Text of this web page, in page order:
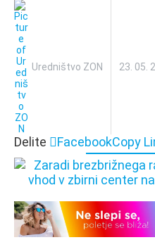
Uredništvo ZON 23. 05.
Delite FacebookCopy